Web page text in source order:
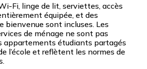
Fi, linge de lit, serviettes, accès
équipée, et des
bienvenue sont incluses. Les
de ménage ne sont pas
appartements étudiants partagés
l’école et reflètent les normes de